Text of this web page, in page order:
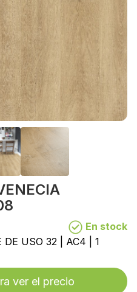
En stock
USO 32 | AC4 | 1
ver el precio